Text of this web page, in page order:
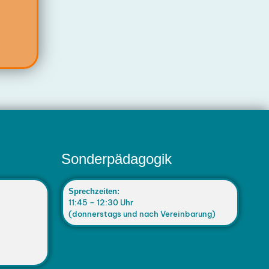
Sonderpädagogik
Sprechzeiten:
11:45 – 12:30 Uhr
(donnerstags und nach Vereinbarung)